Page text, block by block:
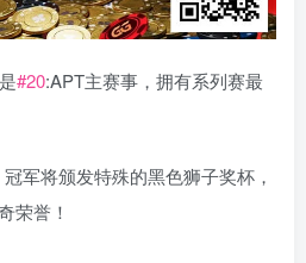
#20:APT主赛事，拥有系列赛最
军将颁发特殊的黑色狮子奖杯，
荣誉！